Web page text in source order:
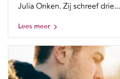
Julia Onken. Zij schreef drie...
Lees meer